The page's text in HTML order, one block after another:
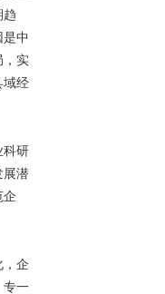
趋
中
，实
域经
科研
展潜
企
企
专一